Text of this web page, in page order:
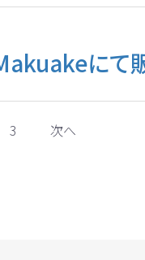
にて
3 次へ